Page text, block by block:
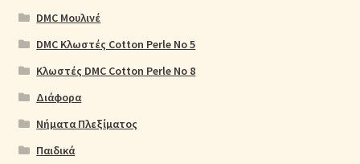
DMC Μουλινέ
DMC Κλωστές Cotton Perle No 5
Κλωστές DMC Cotton Perle No 8
Διάφορα
Νήματα Πλεξίματος
Παιδικά